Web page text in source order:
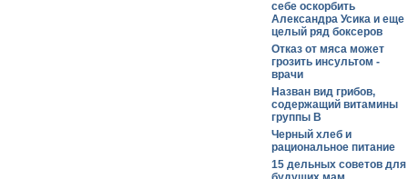
себе оскорбить
Александра Усика и еще
целый ряд боксеров
Отказ от мяса может
грозить инсультом -
врачи
Назван вид грибов,
содержащий витамины
группы В
Черный хлеб и
рациональное питание
15 дельных советов для